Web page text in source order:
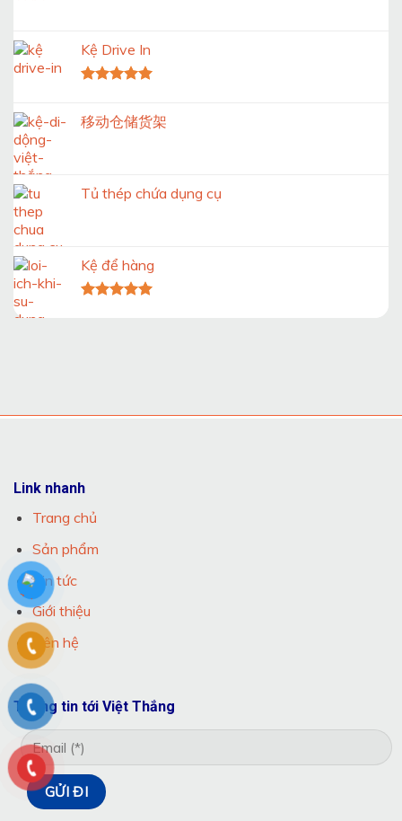
Kệ Drive In
5 sao
移动仓储货架
Tủ thép chứa dụng cụ
Kệ để hàng
Link nhanh
Trang chủ
Sản phẩm
Tin tức
Giới thiệu
Liên hệ
Thông tin tới Việt Thắng